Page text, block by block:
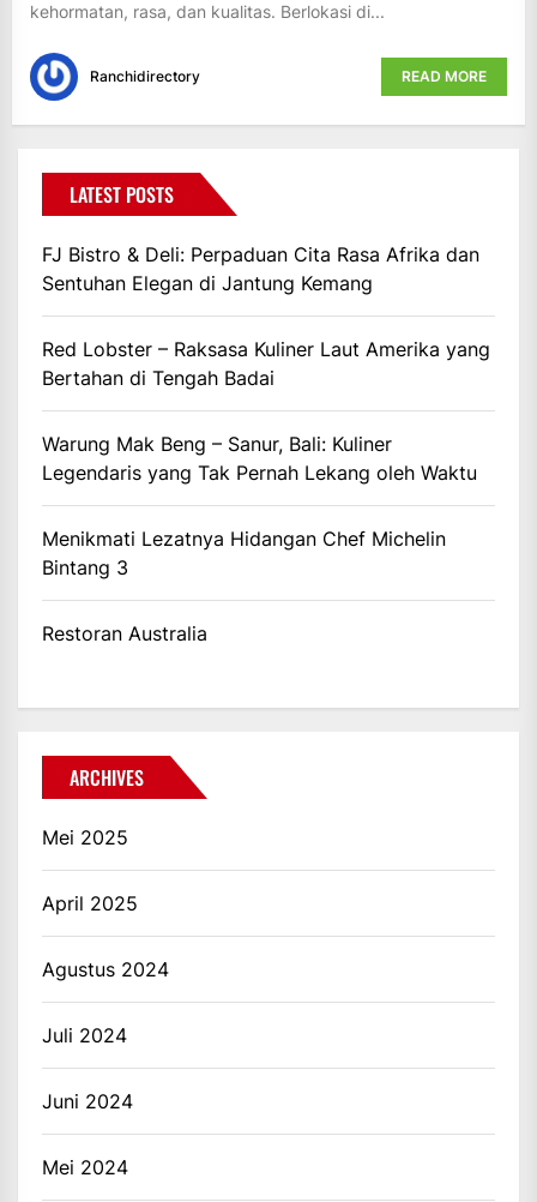
kehormatan, rasa, dan kualitas. Berlokasi di...
Ranchidirectory READ MORE
LATEST POSTS
FJ Bistro & Deli: Perpaduan Cita Rasa Afrika dan
Sentuhan Elegan di Jantung Kemang
Red Lobster – Raksasa Kuliner Laut Amerika yang
Bertahan di Tengah Badai
Warung Mak Beng – Sanur, Bali: Kuliner
Legendaris yang Tak Pernah Lekang oleh Waktu
Menikmati Lezatnya Hidangan Chef Michelin
Bintang 3
Restoran Australia
ARCHIVES
Mei 2025
April 2025
Agustus 2024
Juli 2024
Juni 2024
Mei 2024